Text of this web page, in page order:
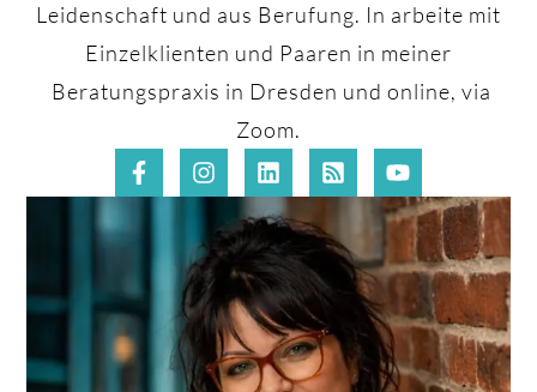
Leidenschaft und aus Berufung. In arbeite mit
Einzelklienten und Paaren in meiner
Beratungspraxis in Dresden und online, via
Zoom.